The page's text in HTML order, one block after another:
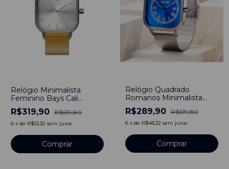
Relógio Minimalista
Feminino Bays Cali
Bicolor Unitone Dourado
40mm Aço Inoxidável
R$319,90 R$619,80
6 x de R$53,32 sem juros
Comprar
Relógio Quadrado
Romanos Minimalista
Beluxury Silver Blue Aço
Inoxidável 40mm
R$289,90 R$619,80
6 x de R$48,32 sem juros
Comprar